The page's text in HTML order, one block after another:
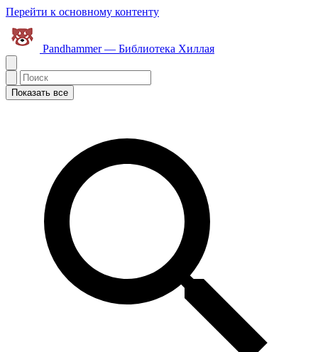
Перейти к основному контенту
Pandhammer — Библиотека Хиллая
Показать все